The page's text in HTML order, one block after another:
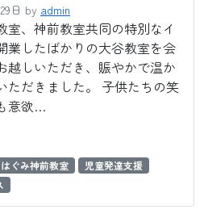
日 by admin
室、神前教室共同の特別なイ
業したばかりの大谷教室を会
越しいただき、賑やかで温か
ただきました。 子供たちの笑
意欲…
はぐみ神前教室
児童発達支援